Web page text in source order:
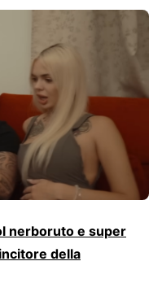
nerboruto e super
della